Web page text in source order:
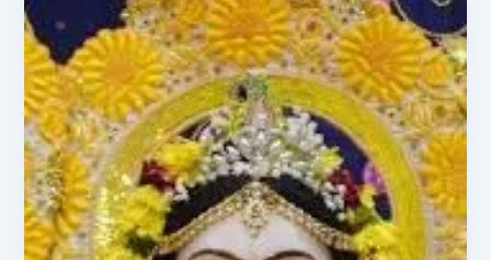
कृपा
कटाक्ष
स्त्रोत्र
|
Radha
Kriya
Kataksh
Stotram